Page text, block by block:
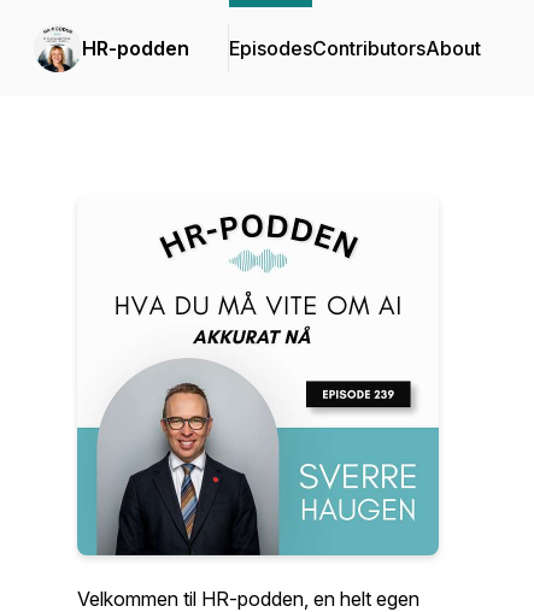
HR-podden EpisodesContributorsAbout
Velkommen til HR-podden, en helt egen